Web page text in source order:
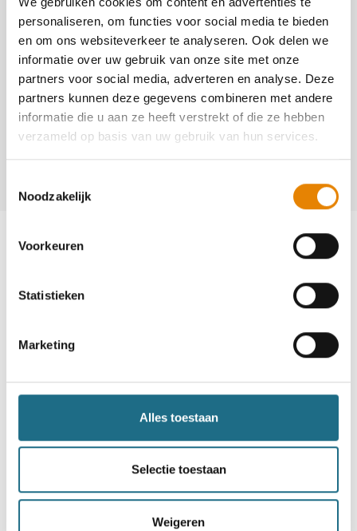
personaliseren, om functies voor social media te bieden
en om ons websiteverkeer te analyseren. Ook delen we
informatie over uw gebruik van onze site met onze
partners voor social media, adverteren en analyse. Deze
partners kunnen deze gegevens combineren met andere
informatie die u aan ze heeft verstrekt of die ze hebben
verzameld op basis van uw gebruik van hun services.
Noodzakelijk
Voorkeuren
Statistieken
Marketing
Alles toestaan
Selectie toestaan
Weigeren
1103
http://www.devredezonen.be/huttentocht
Contact
Marcel Das
ballonvaart
Neem deel